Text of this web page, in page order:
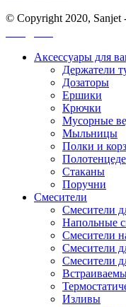
© Copyright 2020, Sanjet
Аксессуары для
Держатели
Дозаторы
Ершики
Крючки
Мусорные
Мыльницы
Полки и
Стаканы
Поручни
Смесители
Смесители
Напольные
Смесители
Смесители
Смесители
Изливы